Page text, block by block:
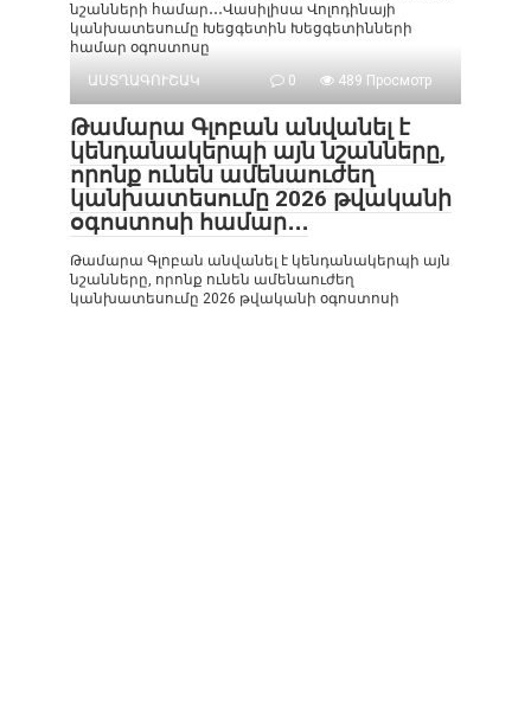
նշանների համար․․․Վասիլիսա Վոլոդինայի
կանխատեսումը Խեցգետին Խեցգետինների
համար օգոստոսը
ԱՍՏՂԱԳՈՒՇԱԿ
0 489 Просмотр
Թամարա Գլոբան անվանել է
կենդանակերպի այն նշանները,
որոնք ունեն ամենաուժեղ
կանխատեսումը 2026 թվականի
օգոստոսի համար․․․
Թամարա Գլոբան անվանել է կենդանակերպի այն
նշանները, որոնք ունեն ամենաուժեղ
կանխատեսումը 2026 թվականի օգոստոսի